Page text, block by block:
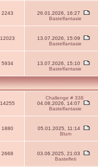
2243
26.01.2026, 16:27
Bastelfantasie
12023
13.07.2026, 15:09
Bastelfantasie
5934
13.07.2026, 15:10
Bastelfantasie
14255
Challenge # 338
04.08.2026, 14:07
Bastelfantasie
1880
05.01.2025, 11:14
Blum
2668
03.06.2025, 21:03
Bastelfeti